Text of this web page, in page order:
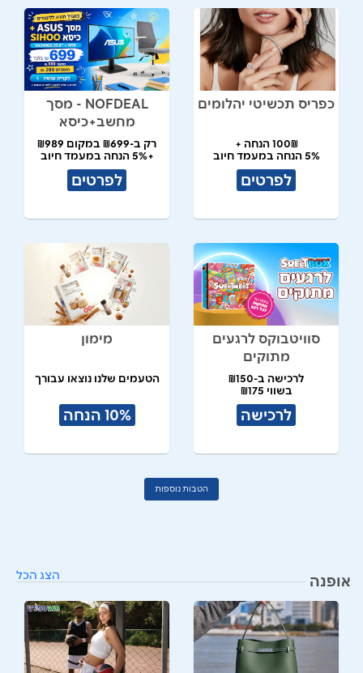
כפריס תכשיטי יהלומים
100₪ הנחה +
5% הנחה במעמד חיוב
לפרטים
NOFDEAL - מסך
מחשב+כיסא
רק ב-₪699 במקום ₪989
+5% הנחה במעמד חיוב
לפרטים
סוויטבוקס לרגעים
מתוקים
לרכישה ב-₪150
בשווי ₪175
לרכישה
מימון
הטעמים שלנו נוצאו עבורך
10% הנחה
הטבות נוספות
אופנה הצג הכל